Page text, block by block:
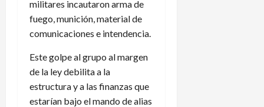
militares incautaron arma de
fuego, munición, material de
comunicaciones e intendencia.
Este golpe al grupo al margen
de la ley debilita a la
estructura y a las finanzas que
estarían bajo el mando de alias